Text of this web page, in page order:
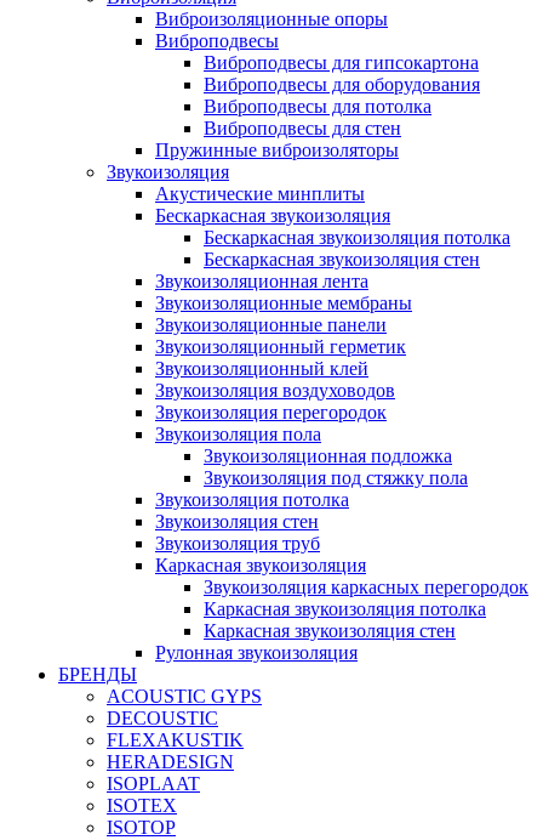
Виброизоляционные опоры
Виброподвесы
Виброподвесы для гипсокартона
Виброподвесы для оборудования
Виброподвесы для потолка
Виброподвесы для стен
Пружинные виброизоляторы
Звукоизоляция
Акустические минплиты
Бескаркасная звукоизоляция
Бескаркасная звукоизоляция потолка
Бескаркасная звукоизоляция стен
Звукоизоляционная лента
Звукоизоляционные мембраны
Звукоизоляционные панели
Звукоизоляционный герметик
Звукоизоляционный клей
Звукоизоляция воздуховодов
Звукоизоляция перегородок
Звукоизоляция пола
Звукоизоляционная подложка
Звукоизоляция под стяжку пола
Звукоизоляция потолка
Звукоизоляция стен
Звукоизоляция труб
Каркасная звукоизоляция
Звукоизоляция каркасных перегородок
Каркасная звукоизоляция потолка
Каркасная звукоизоляция стен
Рулонная звукоизоляция
БРЕНДЫ
ACOUSTIC GYPS
DECOUSTIC
FLEXAKUSTIK
HERADESIGN
ISOPLAAT
ISOTEX
ISOTOP